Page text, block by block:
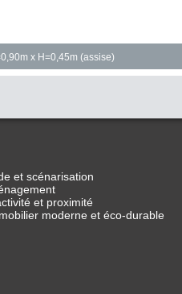
x H=0,45m (assise)
et scénarisation
et proximité
moderne et éco-durable